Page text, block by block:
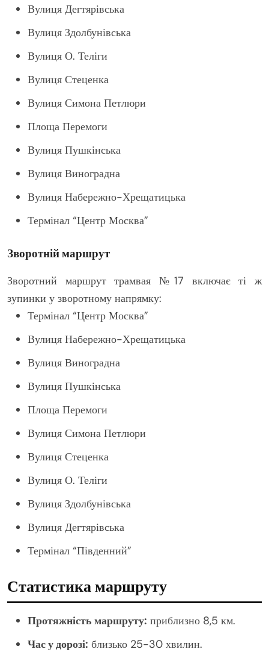
Вулиця Дегтярівська
Вулиця Здолбунівська
Вулиця О. Теліги
Вулиця Стеценка
Вулиця Симона Петлюри
Площа Перемоги
Вулиця Пушкінська
Вулиця Виноградна
Вулиця Набережно-Хрещатицька
Термінал “Центр Москва”
Зворотній маршрут
Зворотний маршрут трамвая №17 включає ті ж
зупинки у зворотному напрямку:
Термінал “Центр Москва”
Вулиця Набережно-Хрещатицька
Вулиця Виноградна
Вулиця Пушкінська
Площа Перемоги
Вулиця Симона Петлюри
Вулиця Стеценка
Вулиця О. Теліги
Вулиця Здолбунівська
Вулиця Дегтярівська
Термінал “Південний”
Статистика маршруту
Протяжність маршруту: приблизно 8,5 км.
Час у дорозі: близько 25-30 хвилин.